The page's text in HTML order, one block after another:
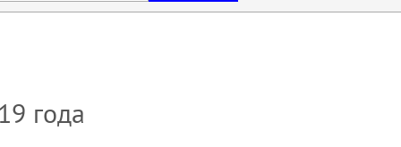
года